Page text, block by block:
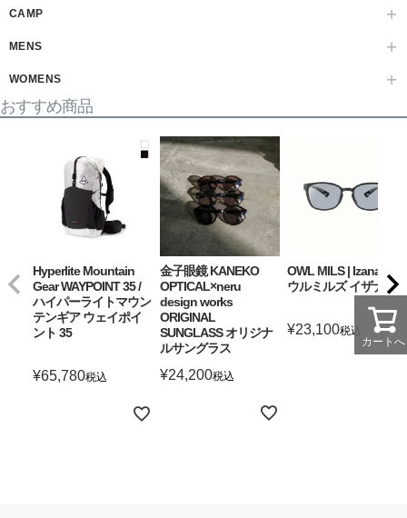
CAMP
MENS
WOMENS
おすすめ商品
Hyperlite Mountain
Gear WAYPOINT 35 /
ハイパーライトマウン
テンギア ウェイポイ
ント 35
¥65,780税込
金子眼鏡 KANEKO
OPTICAL×neru
design works
ORIGINAL
SUNGLASS オリジナ
ルサングラス
¥24,200税込
OWL MILS | Izanagi ア
ウルミルズ イザナギ
¥23,100税込
カートへ